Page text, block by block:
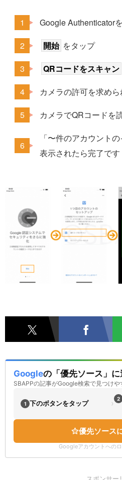
Google Authenticator
開始 をタップ
QRコードをスキャン
カメラの許可を求めら
カメラでQRコードを
「〜件のアカウント
表示されたら完了です
Googleの「優先ソース」に
SBAPPの記事がGoogle検索で見つけや
1 下のボタンをタップ › 2
優先ソース
Googleアカウントへの
スポンサー